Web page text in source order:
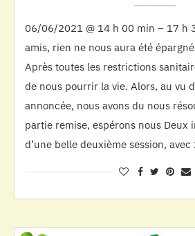
06/06/2021 @ 14 h 00 min – 17 h
amis, rien ne nous aura été
Après toutes les restrictions
de nous pourrir la vie. Alors, au vu
annoncée, nous avons du nous
partie remise, espérons nous Deux
d’une belle deuxième session,